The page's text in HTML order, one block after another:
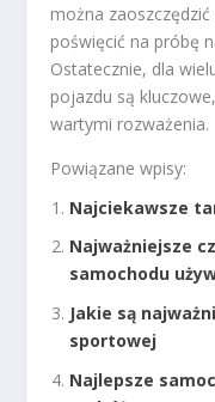
można zaoszczędzić
poświęcić na próbę
Ostatecznie, dla
pojazdu są
wartymi rozważenia.
Powiązane wpisy:
Najciekawsze
Najważniejsze
samochodu
Jakie są
sportowej
Najlepsze